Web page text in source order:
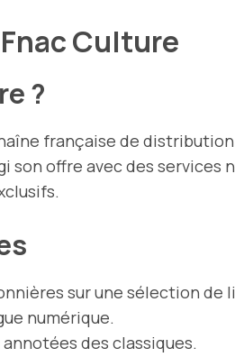
Culture
?
française de
son offre avec des
sur une sélection de
numérique.
des classiques.